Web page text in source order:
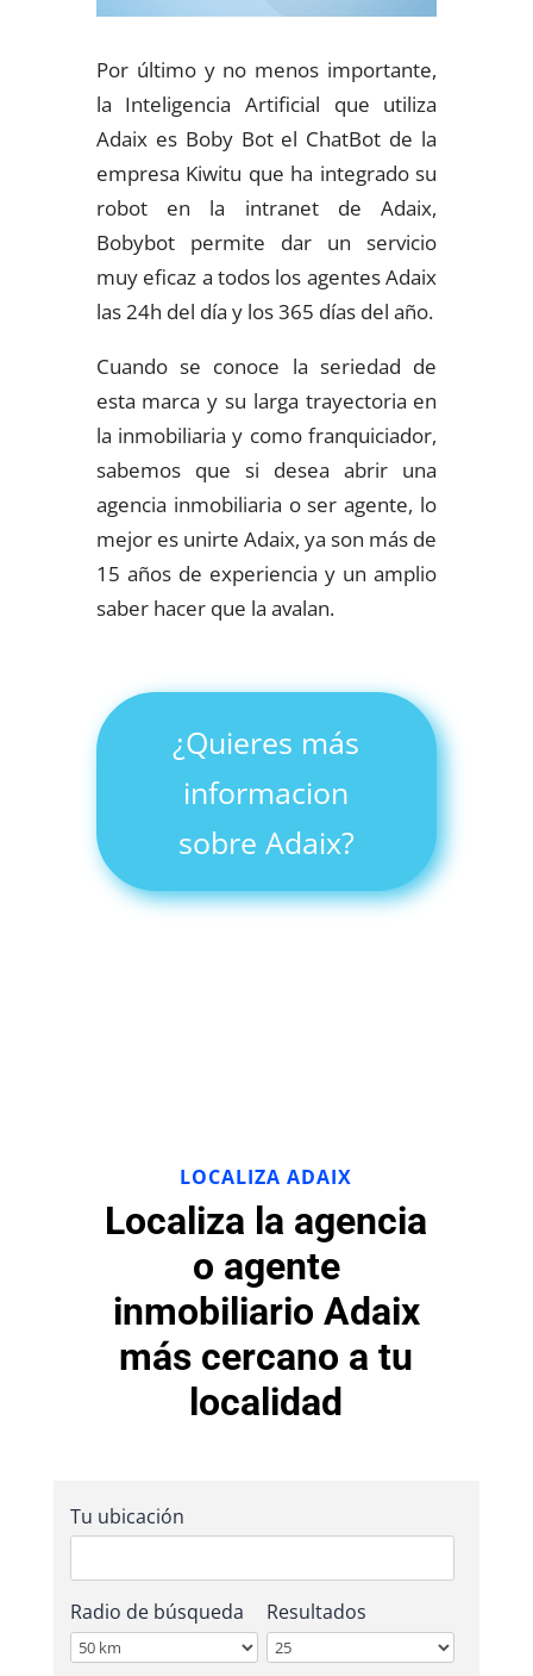
Por último y no menos importante,
la Inteligencia Artificial que utiliza
Adaix es Boby Bot el ChatBot de la
empresa Kiwitu que ha integrado su
robot en la intranet de Adaix,
Bobybot permite dar un servicio
muy eficaz a todos los agentes Adaix
las 24h del día y los 365 días del año.
Cuando se conoce la seriedad de
esta marca y su larga trayectoria en
la inmobiliaria y como franquiciador,
sabemos que si desea abrir una
agencia inmobiliaria o ser agente, lo
mejor es unirte Adaix, ya son más de
15 años de experiencia y un amplio
saber hacer que la avalan.
¿Quieres más
informacion
sobre Adaix?
LOCALIZA ADAIX
Localiza la agencia
o agente
inmobiliario Adaix
más cercano a tu
localidad
Tu ubicación
Radio de búsqueda Resultados